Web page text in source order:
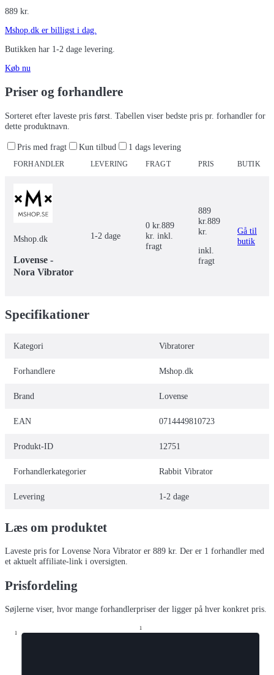
889 kr.
Mshop.dk er billigst i dag.
Butikken har 1-2 dage levering.
Køb nu
Priser og forhandlere
Sorteret efter laveste pris først. Tabellen viser bedste pris pr. forhandler for
dette produktnavn.
Pris med fragt Kun tilbud 1 dags levering
FORHANDLER LEVERING FRAGT PRIS BUTIK
Mshop.dk
Lovense -
Nora Vibrator
1-2 dage
0 kr. 889
kr. inkl.
fragt
889
kr. 889
kr.
inkl.
fragt
Gå til
butik
Specifikationer
Kategori Vibratorer
Forhandlere Mshop.dk
Brand Lovense
EAN 0714449810723
Produkt-ID 12751
Forhandlerkategorier Rabbit Vibrator
Levering 1-2 dage
Læs om produktet
Laveste pris for Lovense Nora Vibrator er 889 kr. Der er 1 forhandler med
et aktuelt affiliate-link i oversigten.
Prisfordeling
Søjlerne viser, hvor mange forhandlerpriser der ligger på hver konkret pris.
1
1